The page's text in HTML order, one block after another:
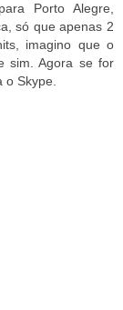
Porto Alegre,
só que apenas 2
imagino que o
sim. Agora se for
Skype.